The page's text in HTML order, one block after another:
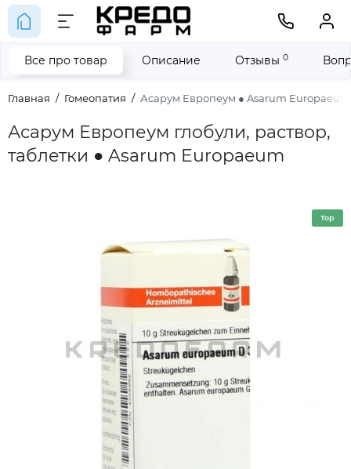
Главная Гомеопатия Асарум Европеум ● Asarum Europaeum
Асарум Европеум глобули, раствор,
таблетки ● Asarum Europaeum
Все про товар Описание Отзывы 0
Top